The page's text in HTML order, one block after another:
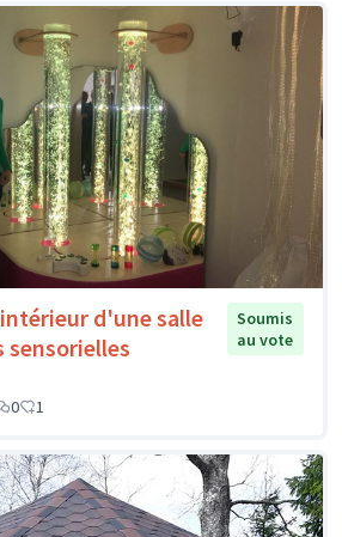
d'une salle
Soumis
au vote
0 1